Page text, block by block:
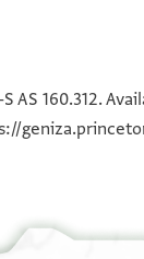
AS 160.312.